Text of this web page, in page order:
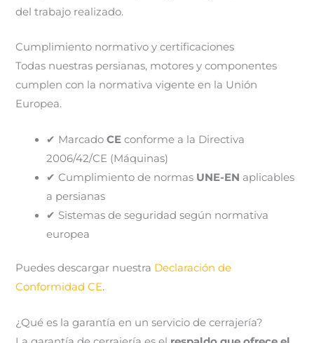
del trabajo realizado.
Cumplimiento normativo y certificaciones
Todas nuestras persianas, motores y componentes
cumplen con la normativa vigente en la Unión
Europea.
✔ MarcadoCE conforme a la Directiva
2006/42/CE (Máquinas)
✔ Cumplimiento de normas UNE-EN aplicables
a persianas
✔ Sistemas de seguridad según normativa
europea
Puedes descargar nuestra Declaración de
Conformidad CE.
¿Qué es la garantía en un servicio de cerrajería?